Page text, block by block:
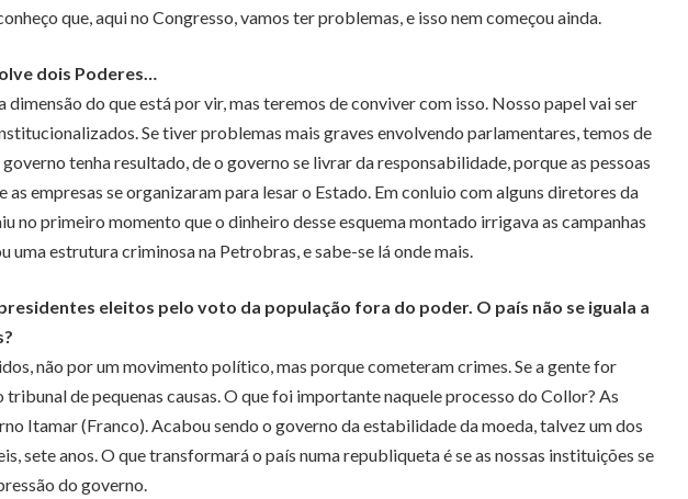
que, aqui no Congresso, vamos ter problemas, e isso nem começou ainda.
dois Poderes…
do que está por vir, mas teremos de conviver com isso. Nosso papel vai ser
Se tiver problemas mais graves envolvendo parlamentares, temos de
tenha resultado, de o governo se livrar da responsabilidade, porque as pessoas
empresas se organizaram para lesar o Estado. Em conluio com alguns diretores da
no primeiro momento que o dinheiro desse esquema montado irrigava as campanhas
uma estrutura criminosa na Petrobras, e sabe-se lá onde mais.
eleitos pelo voto da população fora do poder. O país não se iguala a
não por um movimento político, mas porque cometeram crimes. Se a gente for
de pequenas causas. O que foi importante naquele processo do Collor? As
Itamar (Franco). Acabou sendo o governo da estabilidade da moeda, talvez um dos
sete anos. O que transformará o país numa republiqueta é se as nossas instituições se
do governo.